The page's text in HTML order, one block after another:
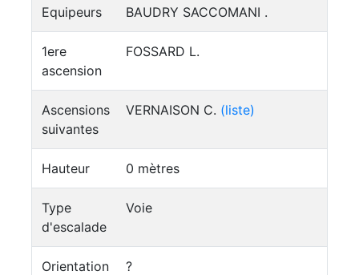
Equipeurs BAUDRY SACCOMANI .
1ere
ascension
FOSSARD L.
Ascensions
suivantes
VERNAISON C. (liste)
Hauteur 0 mètres
Type
d'escalade
Voie
Orientation ?